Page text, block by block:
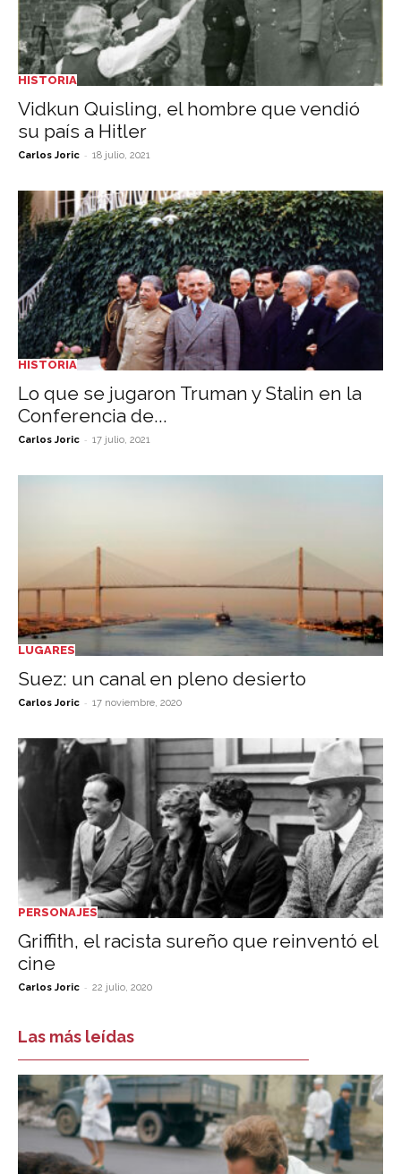
HISTORIA
Vidkun Quisling, el hombre que vendió
su país a Hitler
Carlos Joric - 18 julio, 2021
HISTORIA
Lo que se jugaron Truman y Stalin en la
Conferencia de...
Carlos Joric - 17 julio, 2021
LUGARES
Suez: un canal en pleno desierto
Carlos Joric - 17 noviembre, 2020
PERSONAJES
Griffith, el racista sureño que reinventó el
cine
Carlos Joric - 22 julio, 2020
Las más leídas